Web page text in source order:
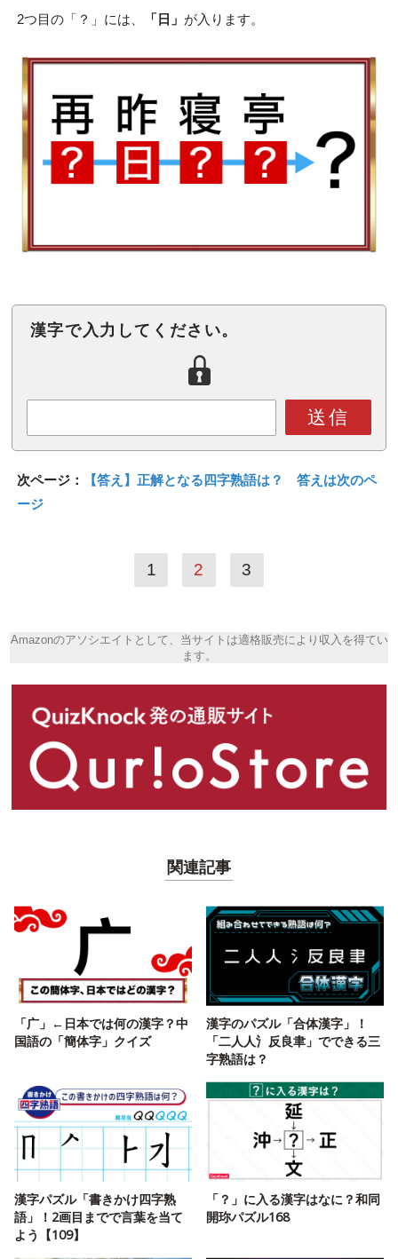
2つ目の「？」には、 「日」 が入ります。
漢字で入力してください。
送信
次ページ：
【答え】正解となる四字熟語は？ 答えは次のペ
ージ
1 2 3
Amazonのアソシエイトとして、当サイトは適格販売により収入を得てい
ます。
関連記事
「广」←日本では何の漢字？中
国語の「簡体字」クイズ
漢字のパズル「合体漢字」！
「二人人氵反良聿」でできる三
字熟語は？
漢字パズル「書きかけ四字熟
語」！2画目までで言葉を当て
よう【109】
「？」に入る漢字はなに？和同
開珎パズル168